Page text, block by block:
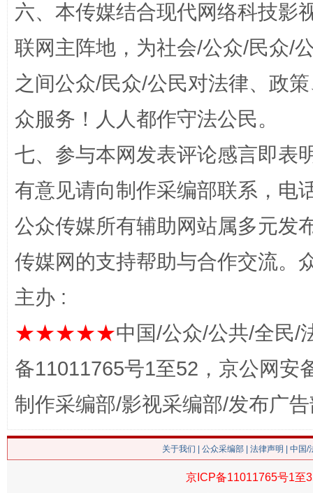
在谋一域中谋全局
习近平的博鳌关键词
魏明
生
六、本传媒结合现代网络科技影
联网主阵地，为社会/公众/民众/
之间公众/民众/公民对法律、政
众服务！人人都作守法公民。
七、参与本网发表评论感言即表
有意见请向制作采编部联系，电
公众传媒所有辅助网站属多元发
传媒网的支持帮助与合作交流。
主办 :
★★★★★中国/公众/公共/全民/
备11011765号1至52，京公网安
制作采编部/影视采编部/发布广
关于我们 公众采编部 法律声明 | 中国
京ICP备11011765号1至